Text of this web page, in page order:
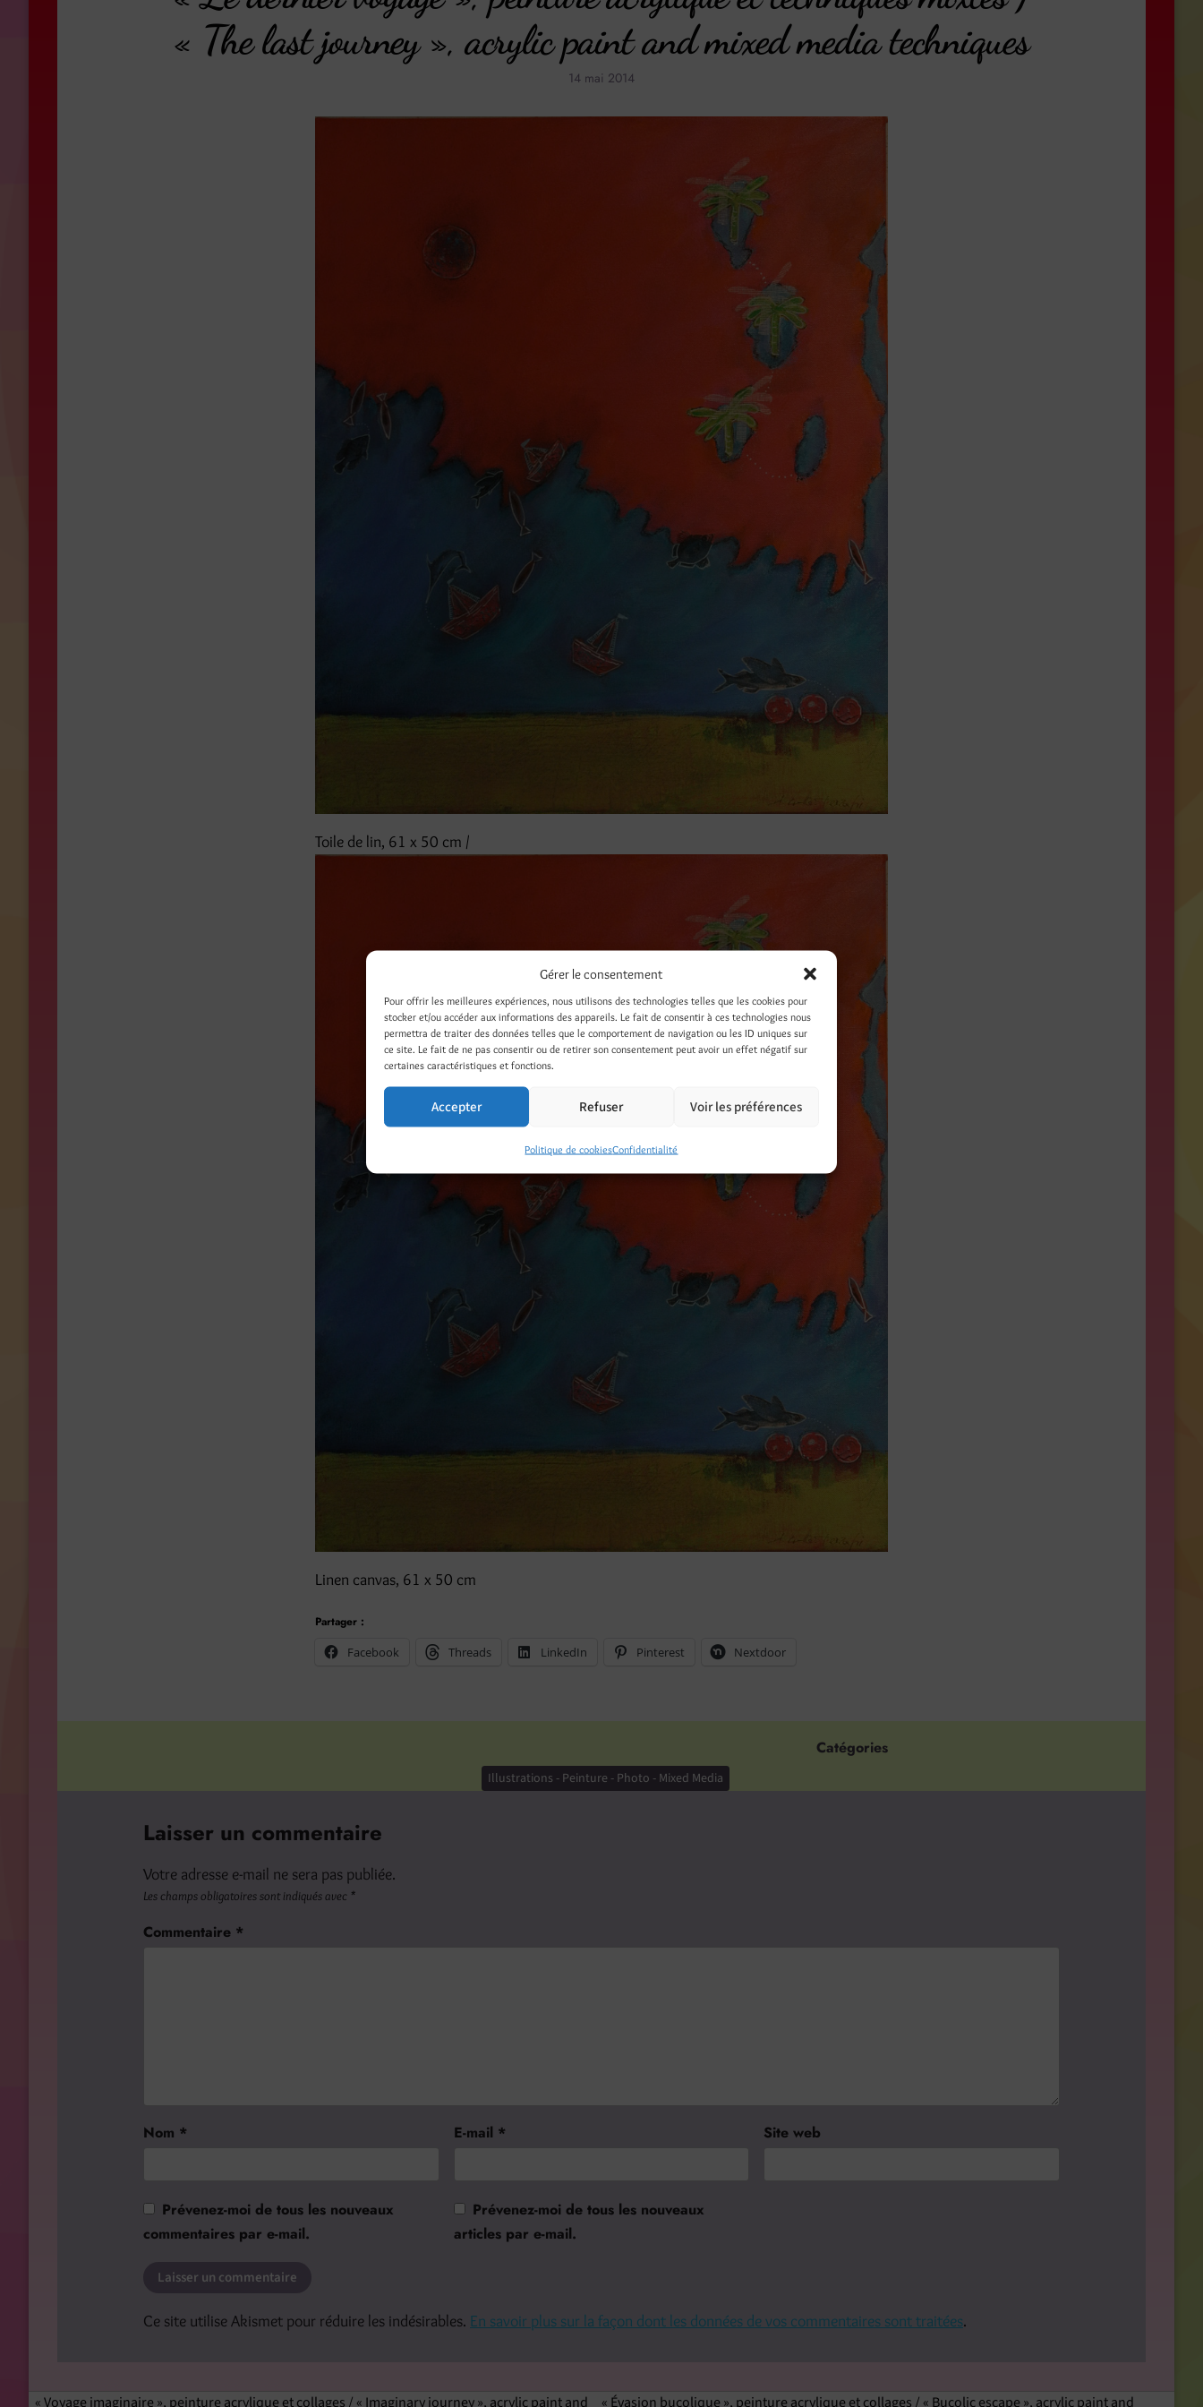
Gérer le consentement
Pour offrir les meilleures expériences, nous utilisons des technologies telles que les cookies pour
stocker et/ou accéder aux informations des appareils. Le fait de consentir à ces technologies nous
permettra de traiter des données telles que le comportement de navigation ou les ID uniques sur
ce site. Le fait de ne pas consentir ou de retirer son consentement peut avoir un effet négatif sur
certaines caractéristiques et fonctions.
Accepter Refuser Voir les préférences
Politique de cookiesConfidentialité
« The last journey », acrylic paint and mixed media techniques
14 mai 2014
Toile de lin, 61 x 50 cm /
Linen canvas, 61 x 50 cm
Partager :
Facebook
Threads LinkedIn Pinterest Nextdoor
Catégories
Illustrations - Peinture - Photo - Mixed Media
Laisser un commentaire
Votre adresse e-mail ne sera pas publiée.
Les champs obligatoires sont indiqués avec *
Commentaire *
Nom * E-mail * Site web
Prévenez-moi de tous les nouveaux
commentaires par e-mail.
Prévenez-moi de tous les nouveaux
articles par e-mail.
Ce site utilise Akismet pour réduire les indésirables. En savoir plus sur la façon dont les données de vos commentaires sont traitées.
« Voyage imaginaire », peinture acrylique et collages / « Imaginary journey », acrylic paint and « Évasion bucolique », peinture acrylique et collages / « Bucolic escape », acrylic paint and